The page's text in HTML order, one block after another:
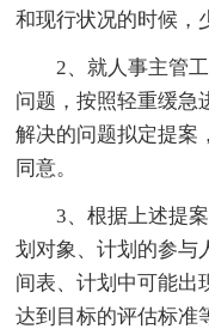
和现行状况的时候，
2、就人事主管
问题，按照轻重缓急
解决的问题拟定提案
同意。
3、根据上述提
划对象、计划的参与
间表、计划中可能出
达到目标的评估标准